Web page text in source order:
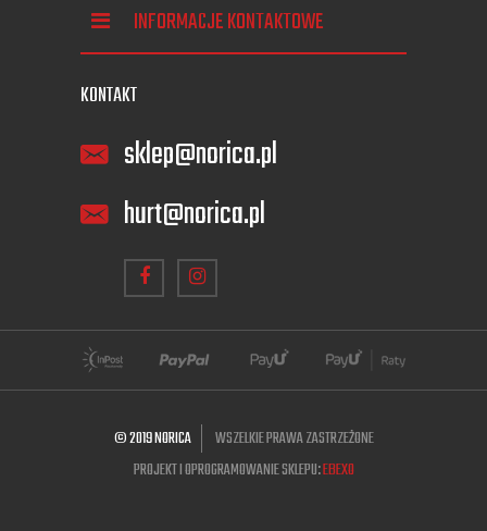
INFORMACJE KONTAKTOWE
KONTAKT
sklep@norica.pl
hurt@norica.pl
© 2019 NORICA
WSZELKIE PRAWA ZASTRZEŻONE
PROJEKT I OPROGRAMOWANIE SKLEPU:EBEXO